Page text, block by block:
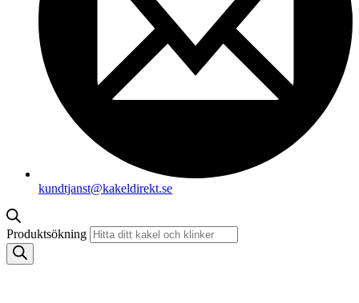
kundtjanst@kakeldirekt.se
Produktsökning